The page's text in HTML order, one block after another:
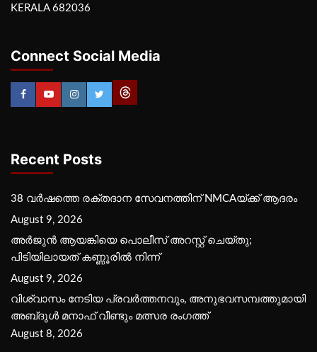
KERALA 682036
Connect Social Media
Recent Posts
38 വർഷത്തെ രക്തദാന സേവനത്തിന് NMCAയ്ക്ക് ആദരം
August 9, 2026
അർജുൻ ആയങ്കിയെ പൊലീസ് അറസ്റ്റ് ചെയ്‌തു;
പിടിയിലായത് കണ്ണൂരിൽ നിന്ന്
August 9, 2026
വിശ്വാസം നേടിയ പ്രവർത്തനവും, അനുഭവസമ്പത്തുമായി
അബ്‌ദുൾ മനാഫ് വീണ്ടും മത്സര രംഗത്ത്
August 8, 2026